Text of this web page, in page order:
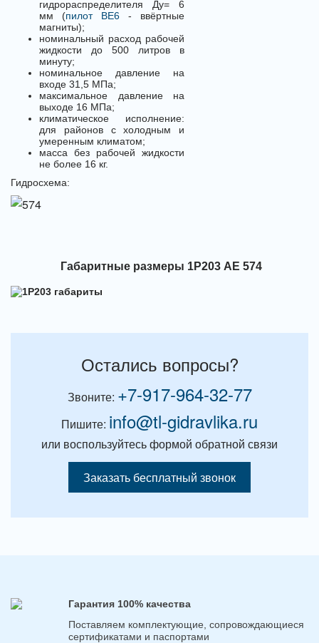
гидрораспределителя Ду= 6
мм (пилот ВЕ6 - ввёртные
магниты);
номинальный расход рабочей
жидкости до 500 литров в
минуту;
номинальное давление на
входе 31,5 МПа;
максимальное давление на
выходе 16 МПа;
климатическое исполнение:
для районов с холодным и
умеренным климатом;
масса без рабочей жидкости
не более 16 кг.
Гидросхема:
Габаритные размеры 1Р203 АЕ 574
Остались вопросы?
Звоните: +7-917-964-32-77
Пишите: info@tl-gidravlika.ru
или воспользуйтесь формой обратной связи
Заказать бесплатный звонок
Гарантия 100% качества
Поставляем комплектующие, сопровождающиеся
сертификатами и паспортами